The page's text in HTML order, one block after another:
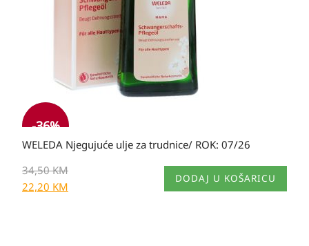
-36%
WELEDA Njegujuće ulje za trudnice/ ROK: 07/26
34,50KM
22,20 KM
DODAJ U KOŠARICU